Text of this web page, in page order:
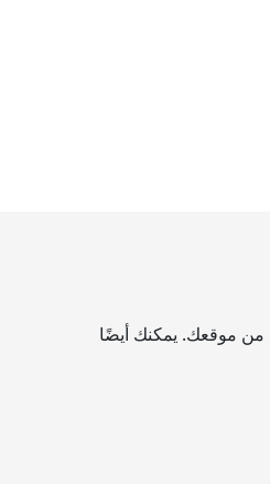
من موقعك. يمكنك أيضًا